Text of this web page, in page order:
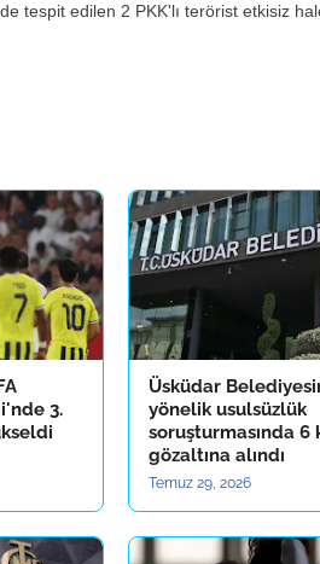
tespit edilen 2 PKK'lı terörist etkisiz
3.
Üsküdar
yönelik usulsüzlük
soruşturmasında 6
gözaltına alındı
Temuz 29, 2026